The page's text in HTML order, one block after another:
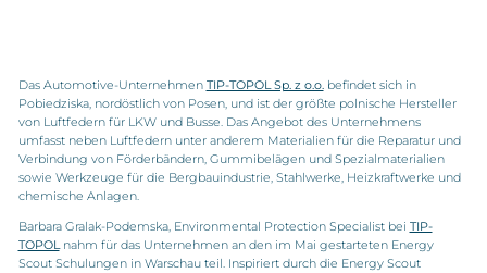
Das Automotive-Unternehmen TIP-TOPOL Sp. z o.o.befindet sich in
Pobiedziska, nordöstlich von Posen, und ist der größte polnische Hersteller
von Luftfedern für LKW und Busse. Das Angebot des Unternehmens
umfasst neben Luftfedern unter anderem Materialien für die Reparatur und
Verbindung von Förderbändern, Gummibelägen und Spezialmaterialien
sowie Werkzeuge für die Bergbauindustrie, Stahlwerke, Heizkraftwerke und
chemische Anlagen.
Barbara Gralak-Podemska, Environmental Protection Specialist bei TIP-
TOPOLnahm für das Unternehmen an den im Mai gestarteten Energy
Scout Schulungen in Warschau teil. Inspiriert durch die Energy Scout